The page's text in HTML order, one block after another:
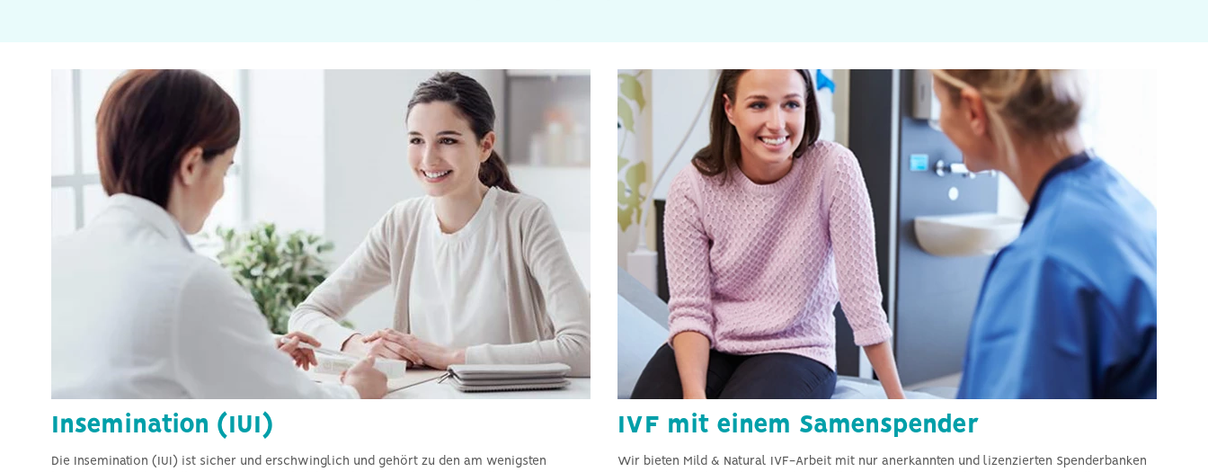
Insemination (IUI)
Die Insemination (IUI) ist sicher und erschwinglich und gehört zu den am wenigsten
IVF mit einem Samenspender
Wir bieten Mild & Natural IVF-Arbeit mit nur anerkannten und lizenzierten Spenderbanken